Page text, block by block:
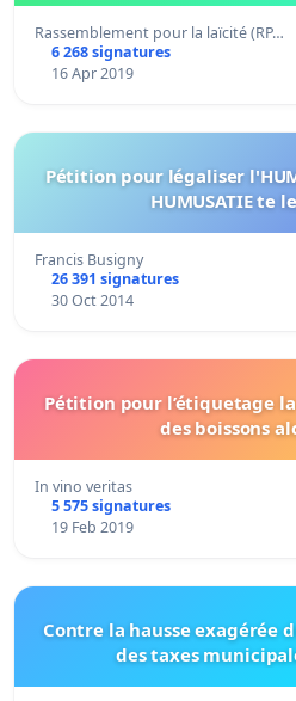
Rassemblement pour la laïcité (RP…
6 268 signatures
16 Apr 2019
Pétition pour légaliser l'HUMUSATION / Petitie om
HUMUSATIE te
Francis Busigny
26 391 signatures
30 Oct 2014
Pétition pour l’étiquetage
des boissons
In vino veritas
5 575 signatures
19 Feb 2019
Contre la hausse exagérée
des taxes